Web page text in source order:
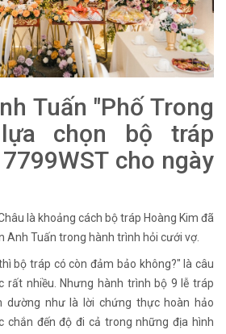
Tuấn "Phố Trong
chọn bộ tráp
cho ngày
là khoảng cách bộ tráp Hoàng Kim đã
Anh Tuấn trong hành trình hỏi cưới vợ.
bộ tráp có còn đảm bảo không?" là câu
rất nhiều. Nhưng hành trình bộ 9 lễ tráp
dường như là lời chứng thực hoàn hảo
chắn đến độ đi cả trong những địa hình